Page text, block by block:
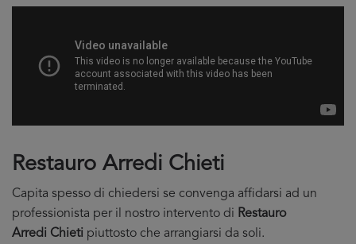
Restauro Arredi Chieti
Capita spesso di chiedersi se convenga affidarsi ad un
professionista per il nostro intervento di Restauro
Arredi Chieti piuttosto che arrangiarsi da soli.